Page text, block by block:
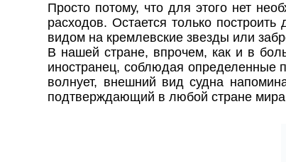
Просто потому, что для этого нет
расходов. Остается только
видом на кремлевские звезды или
В нашей стране, впрочем, как и в
иностранец, соблюдая определенные
волнует, внешний вид судна
подтверждающий в любой стране мира